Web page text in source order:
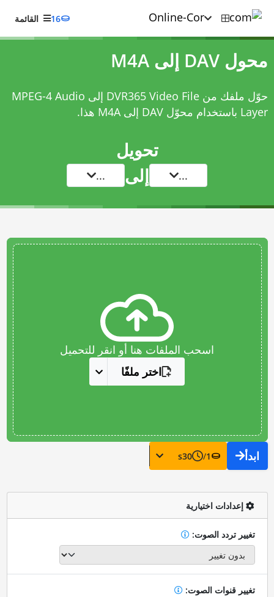
16 القائمة
محول DAV إلى M4A
حوّل ملفك من DVR365 Video File إلى MPEG-4 Audio
Layer باستخدام
محوّل DAV إلى M4A هذا.
تحويل
... إلى ...
اسحب الملفات هنا أو انقر للتحميل
اختر ملفًا
ابدأ 1
/
30
s
إعدادات اختيارية
تغيير تردد الصوت:
تغيير قنوات الصوت: